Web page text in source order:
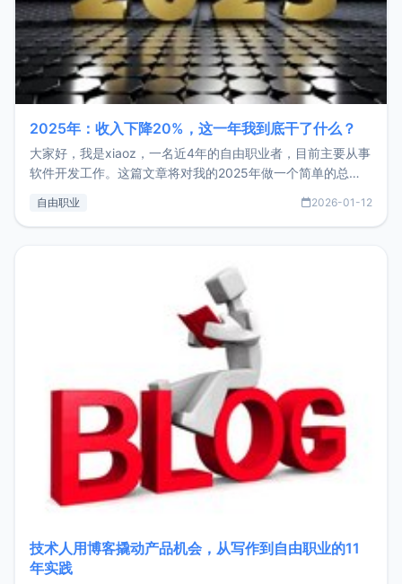
2025年：收入下降20%，这一年我到底干了什么？
大家好，我是xiaoz，一名近4年的自由职业者，目前主要从事
软件开发工作。这篇文章将对我的2025年做一个简单的总
收入下降20%，但却过得很充实，2026年不求突破，但求保
自由职业 2026-01-12
技术人用博客撬动产品机会，从写作到自由职业的11
年实践